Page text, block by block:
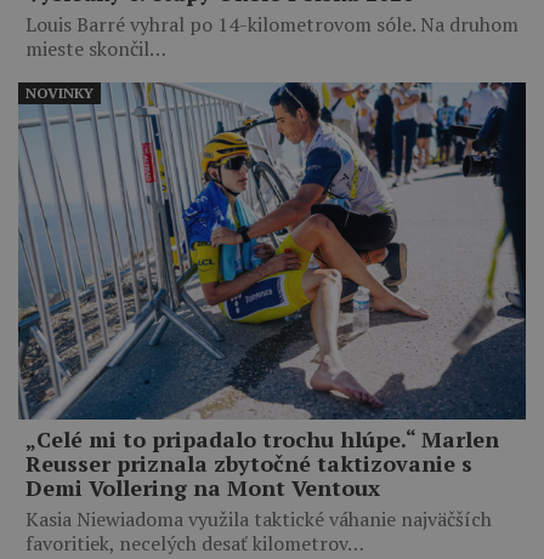
Louis Barré vyhral po 14-kilometrovom sóle. Na druhom
mieste skončil…
„Celé mi to pripadalo trochu hlúpe.“ Marlen
Reusser priznala zbytočné taktizovanie s
Demi Vollering na Mont Ventoux
Kasia Niewiadoma využila taktické váhanie najväčších
favoritiek, necelých desať kilometrov…
NOVINKY